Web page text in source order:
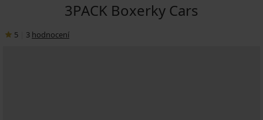
3PACK Boxerky Cars
5 3 hodnocení